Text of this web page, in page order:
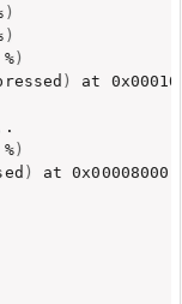
)
)
)
)
at
.
)
) at 0x00008000